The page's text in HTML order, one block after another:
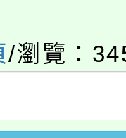
參加。
程序及
培育課程
年度第
選結果(
險知識
/瀏覽：